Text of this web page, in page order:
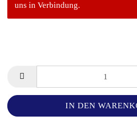
uns in Verbindung.